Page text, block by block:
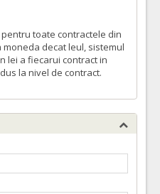
toate contractele din
decat leul, sistemul
lei a fiecarui contract in
la nivel de contract.